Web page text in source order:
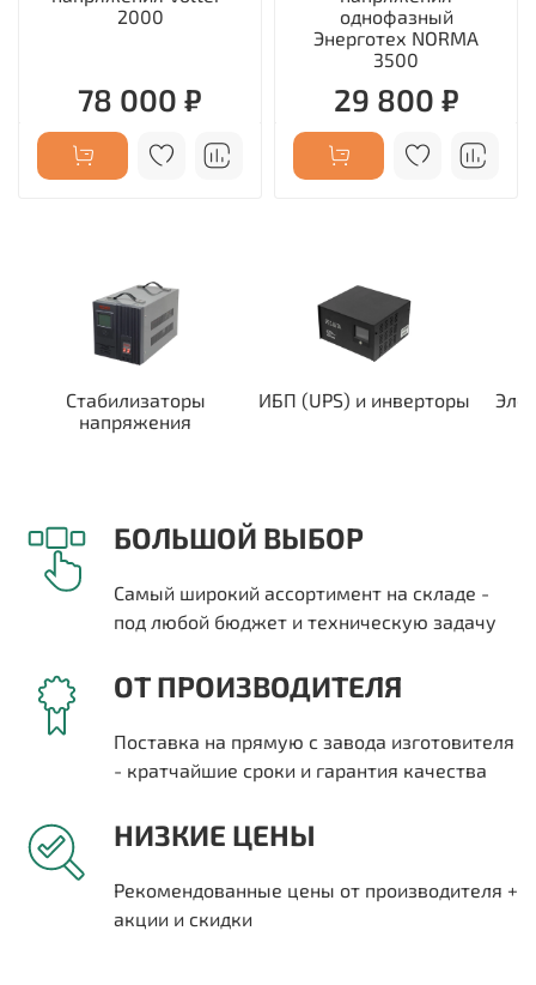
2000
78 000 ₽
однофазный
Энерготех NORMA
3500
29 800 ₽
Стабилизаторы
напряжения
ИБП (UPS) и инверторы
БОЛЬШОЙ ВЫБОР
Самый широкий ассортимент на складе -
под любой бюджет и техническую задачу
ОТ ПРОИЗВОДИТЕЛЯ
Поставка на прямую с завода изготовителя
- кратчайшие сроки и гарантия качества
НИЗКИЕ ЦЕНЫ
Рекомендованные цены от производителя +
акции и скидки